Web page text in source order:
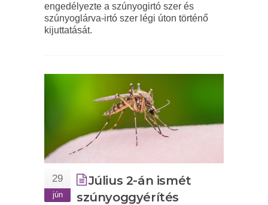
engedélyezte a szúnyogirtó szer és
szúnyoglárva-irtó szer légi úton történő
kijuttatását.
29
jún
Július 2-án ismét
szúnyoggyérítés